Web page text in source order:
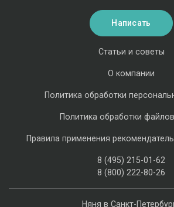
Няня в Санкт-
Статьи и советы
О компании
Политика обработки
Политика обработки
Правила применения
8 (495) 215-01-62
8 (800) 222-80-26
Написать